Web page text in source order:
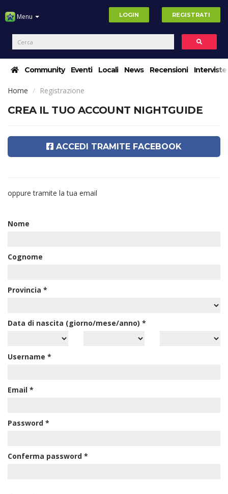
Menu LOGIN REGISTRATI
Community Eventi Locali News Recensioni Interviste
Home Registrazione
CREA IL TUO ACCOUNT NIGHTGUIDE
ACCEDI TRAMITE FACEBOOK
oppure tramite la tua email
Nome
Cognome
Provincia *
Data di nascita (giorno/mese/anno) *
Username *
Email *
Password *
Conferma password *